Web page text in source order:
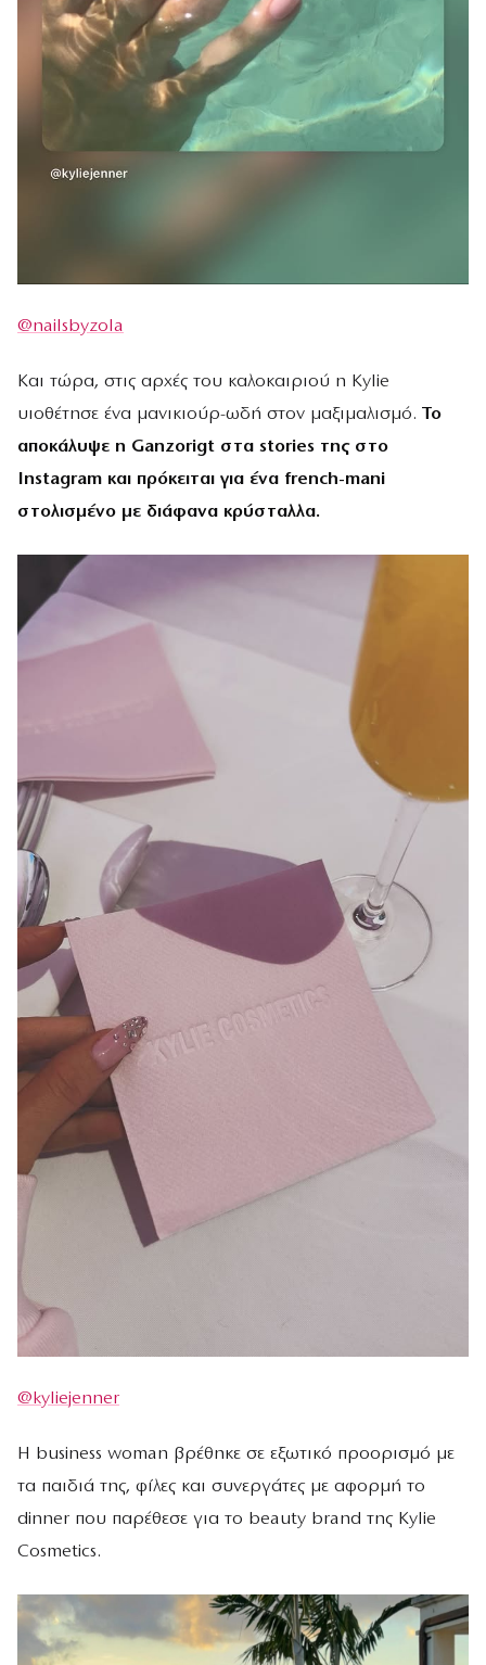
@nailsbyzola
Και τώρα, στις αρχές του καλοκαιριού η Kylie
υιοθέτησε ένα μανικιούρ-ωδή στον μαξιμαλισμό. Το
αποκάλυψε η Ganzorigt στα stories της στο
Instagram και πρόκειται για ένα french-mani
στολισμένο με διάφανα κρύσταλλα.
@kyliejenner
H business woman βρέθηκε σε εξωτικό προορισμό με
τα παιδιά της, φίλες και συνεργάτες με αφορμή το
dinner που παρέθεσε για το beauty brand της Kylie
Cosmetics.